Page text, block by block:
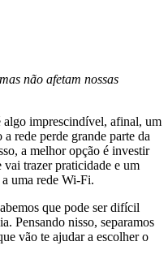
não afetam nossas
algo imprescindível, afinal, um
rede perde grande parte da
a melhor opção é investir
trazer praticidade e um
uma rede Wi-Fi.
que pode ser difícil
Pensando nisso, separamos
vão te ajudar a escolher o